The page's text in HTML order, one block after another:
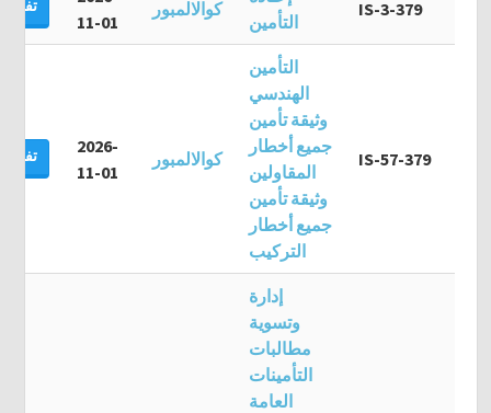
IS-3-379
التأمين
كوالالمبور
11-01
IS-57-379
التأمين
الهندسي
وثيقة تأمين
جميع أخطار
المقاولين
وثيقة تأمين
جميع أخطار
التركيب
كوالالمبور
2026-
11-01
إدارة
وتسوية
مطالبات
التأمينات
العامة